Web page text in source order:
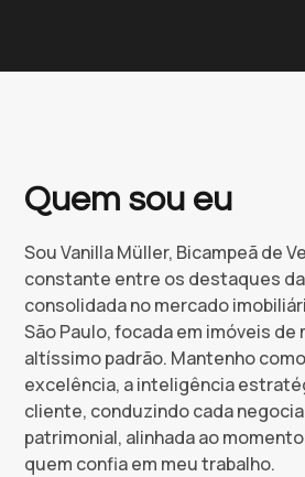
Quem sou eu
Sou Vanilla Müller, Bicampeã de
constante entre os destaques
consolidada no mercado
São Paulo, focada em imóveis de
altíssimo padrão. Mantenho
excelência, a inteligência
cliente, conduzindo cada
patrimonial, alinhada ao
quem confia em meu trabalho.